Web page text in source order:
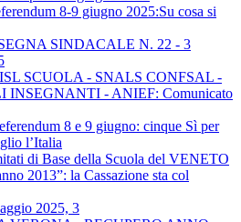
8-9 giugno 2025:Su cosa si
SINDACALE N. 22 - 3
SCUOLA - SNALS CONFSAL -
INSEGNANTI - ANIEF: Comunicato
8 e 9 giugno: cinque Sì per
l’Italia
di Base della Scuola del VENETO
2013”: la Cassazione sta col
2025, 3